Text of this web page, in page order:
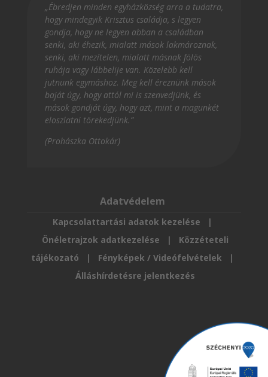
„Ébredjen minden egyházközség arra a tudatra,
hogy mindegyik Krisztus családja, s legyen
gondja, hogy ne legyen abban a családban
senki, aki éhezik, mialatt mások lakmároznak,
senki, aki mezítelen, mialatt másnak fölös
ruhája vagy lábbelije van. Közelebb kell
jutnunk egymáshoz. Meg kell éreznünk mások
baját úgy, hogy attól mi is szenvedjünk, és
mások gondját úgy, hogy azt, mint a magunkét
eloszlatni törekedjünk.”
(Prohászka Ottokár)
Adatvédelem
Kapcsolattartási adatok kezelése |
Önéletrajzok adatkezelése
| Közzéteteli
tájékozató | Fényképek / Videófelvételek |
Álláshírdetésre jelentkezés